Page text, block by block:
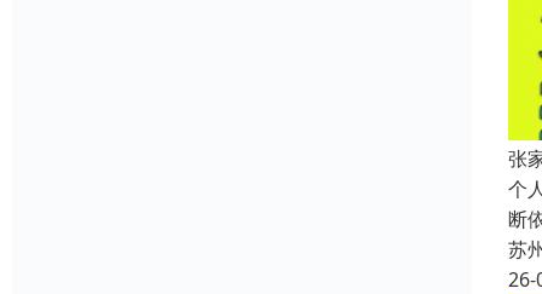
张
个
断
苏
26-